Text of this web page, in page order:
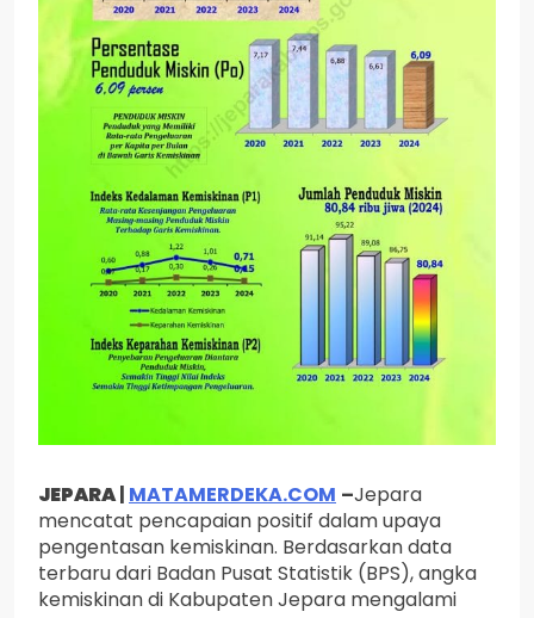
JEPARA| MATAMERDEKA.COM –Jepara
mencatat pencapaian positif dalam upaya
pengentasan kemiskinan. Berdasarkan data
terbaru dari Badan Pusat Statistik (BPS), angka
kemiskinan di Kabupaten Jepara mengalami